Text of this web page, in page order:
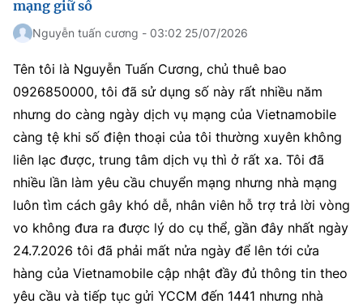
mạng giữ số
Nguyễn tuấn cương - 03:02 25/07/2026
Tên tôi là Nguyễn Tuấn Cương, chủ thuê bao
0926850000, tôi đã sử dụng số này rất nhiều năm
nhưng do càng ngày dịch vụ mạng của Vietnamobile
càng tệ khi số điện thoại của tôi thường xuyên không
liên lạc được, trung tâm dịch vụ thì ở rất xa. Tôi đã
nhiều lần làm yêu cầu chuyển mạng nhưng nhà mạng
luôn tìm cách gây khó dễ, nhân viên hỗ trợ trả lời vòng
vo không đưa ra được lý do cụ thể, gần đây nhất ngày
24.7.2026 tôi đã phải mất nửa ngày để lên tới cửa
hàng của Vietnamobile cập nhật đầy đủ thông tin theo
yêu cầu và tiếp tục gửi YCCM đến 1441 nhưng nhà